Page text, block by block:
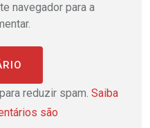
navegador para a
reduzir spam. Saiba
são